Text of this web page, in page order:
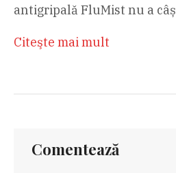
antigripală FluMist nu a
Citeşte mai mult
Comentează